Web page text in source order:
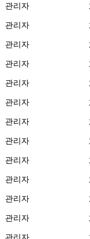
관리자
관리자
관리자
관리자
관리자
관리자
관리자
관리자
관리자
관리자
관리자
관리자
관리자